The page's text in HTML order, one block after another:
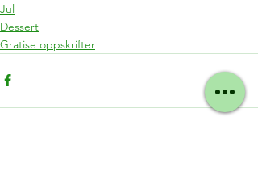
Jul
Dessert
Gratise oppskrifter